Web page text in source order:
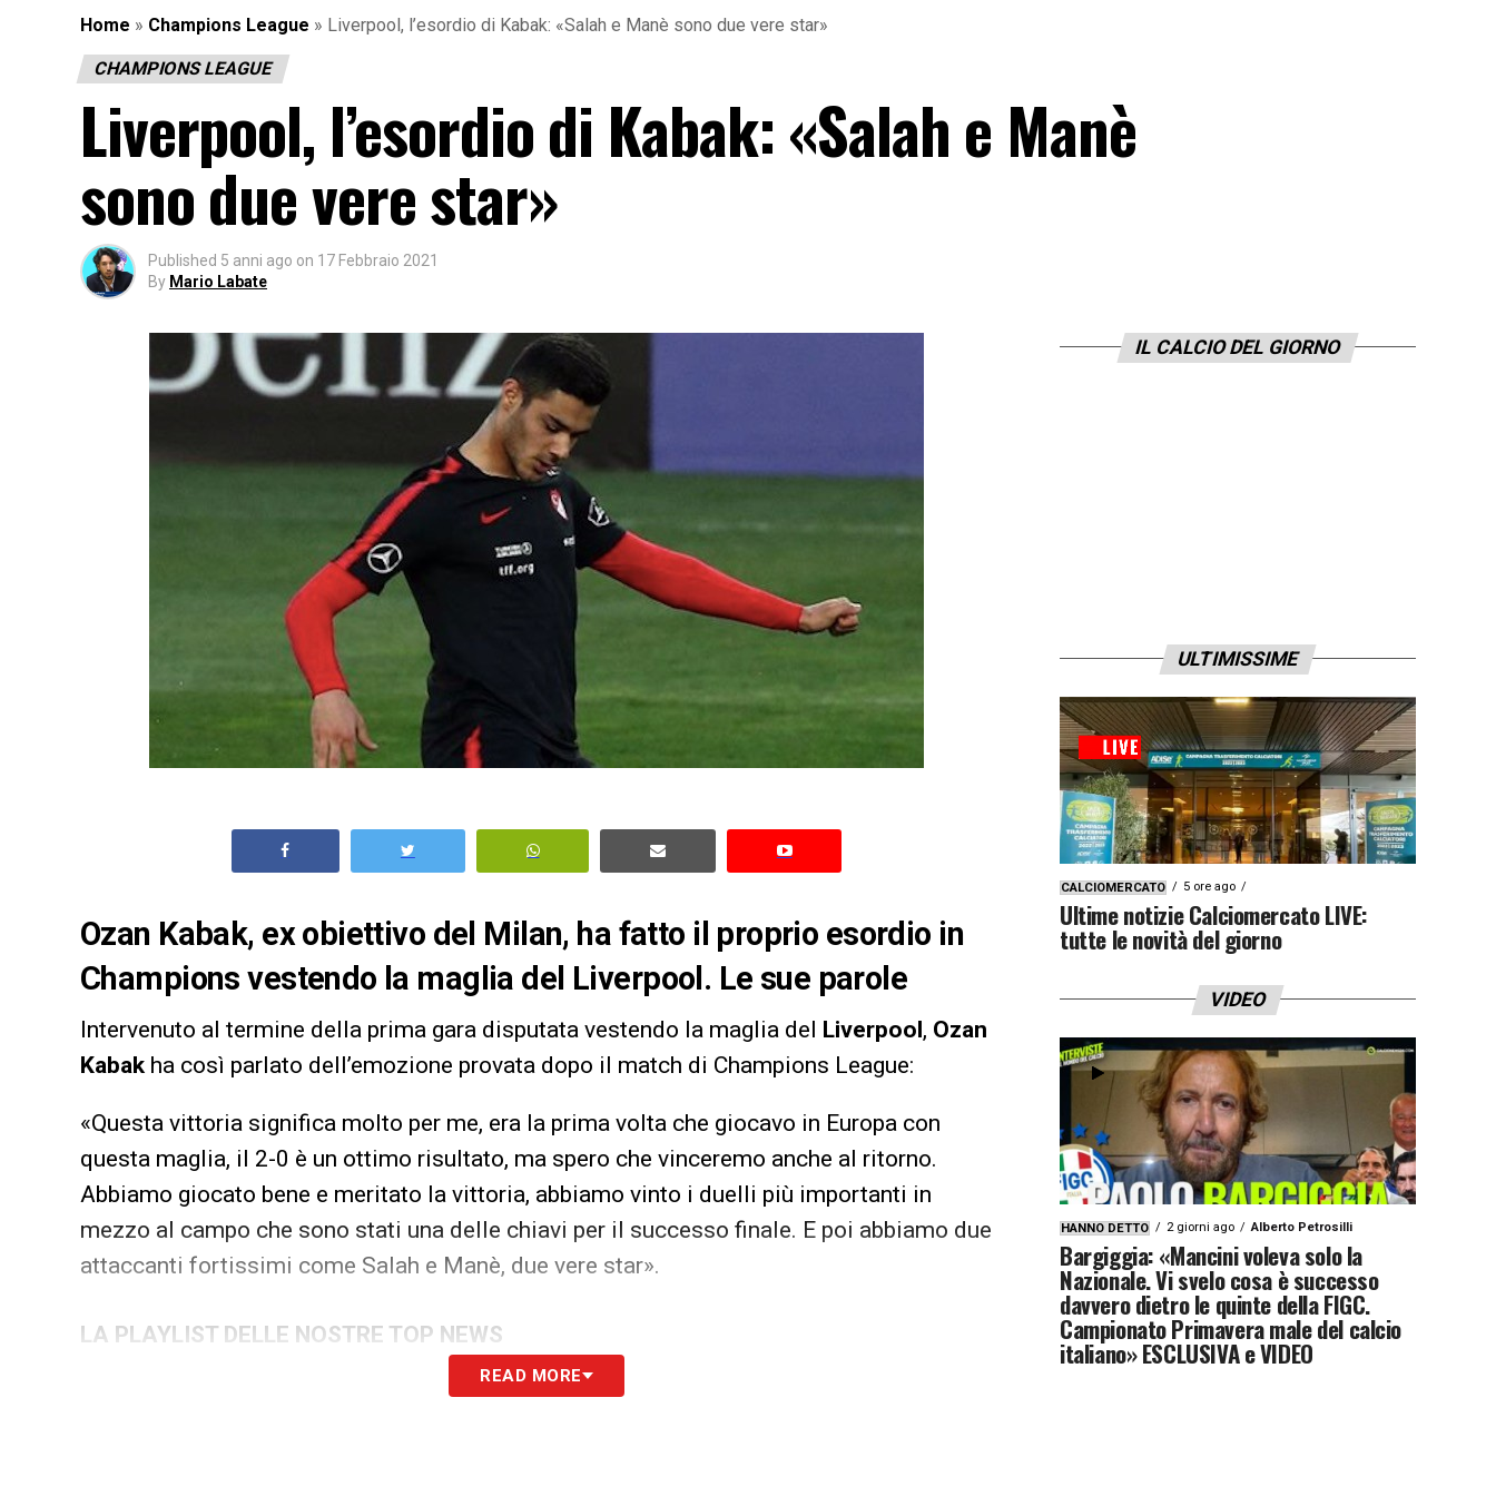
Home » Champions League » Liverpool, l’esordio di Kabak: «Salah e Manè sono due vere star»
CHAMPIONS LEAGUE
Liverpool, l’esordio di Kabak: «Salah e Manè
sono due vere star»
Published 5 anni ago on 17 Febbraio 2021
By Mario Labate
Ozan Kabak, ex obiettivo del Milan, ha fatto il proprio esordio in
Champions vestendo la maglia del Liverpool. Le sue parole
Intervenuto al termine della prima gara disputata vestendo la maglia del Liverpool, Ozan
Kabak ha così parlato dell’emozione provata dopo il match di Champions League:
«Questa vittoria significa molto per me, era la prima volta che giocavo in Europa con
questa maglia, il 2-0 è un ottimo risultato, ma spero che vinceremo anche al ritorno.
Abbiamo giocato bene e meritato la vittoria, abbiamo vinto i duelli più importanti in
mezzo al campo che sono stati una delle chiavi per il successo finale. E poi abbiamo due
attaccanti fortissimi come Salah e Manè, due vere star».
LA PLAYLIST DELLE NOSTRE TOP NEWS
READ MORE
IL CALCIO DEL GIORNO
ULTIMISSIME
CALCIOMERCATO 5 ore ago
Ultime notizie Calciomercato LIVE:
tutte le novità del giorno
VIDEO
HANNO DETTO 2 giorni ago Alberto Petrosilli
Bargiggia: «Mancini voleva solo la
Nazionale. Vi svelo cosa è successo
davvero dietro le quinte della FIGC.
Campionato Primavera male del calcio
italiano» ESCLUSIVA e VIDEO